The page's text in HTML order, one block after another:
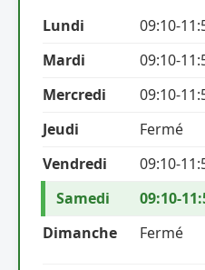
Lundi
09:10-
Mardi
09:10-
Mercredi
09:10-
Jeudi
Fermé
Vendredi
09:10-
Samedi
09:10-
Dimanche
Fermé